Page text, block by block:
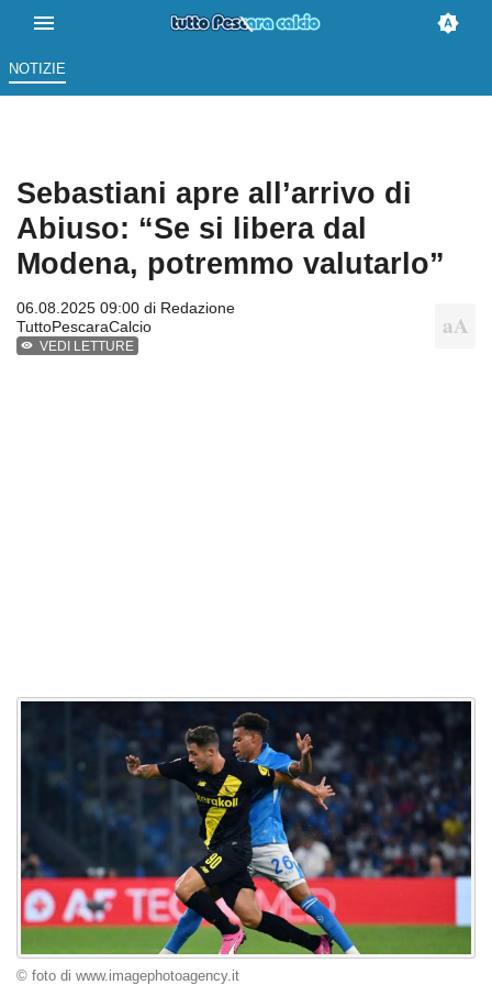
NOTIZIE
Sebastiani apre all’arrivo di
Abiuso: “Se si libera dal
Modena, potremmo valutarlo”
06.08.2025 09:00 di Redazione
TuttoPescaraCalcio
VEDI LETTURE
© foto di www.imagephotoagency.it